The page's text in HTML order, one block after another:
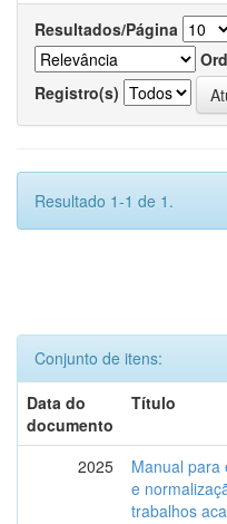
Resultados/Página
Registro(s)
Resultado 1-1 de 1.
Conjunto de itens:
Data do
documento
Título
2025
Manual para
e
trabalhos